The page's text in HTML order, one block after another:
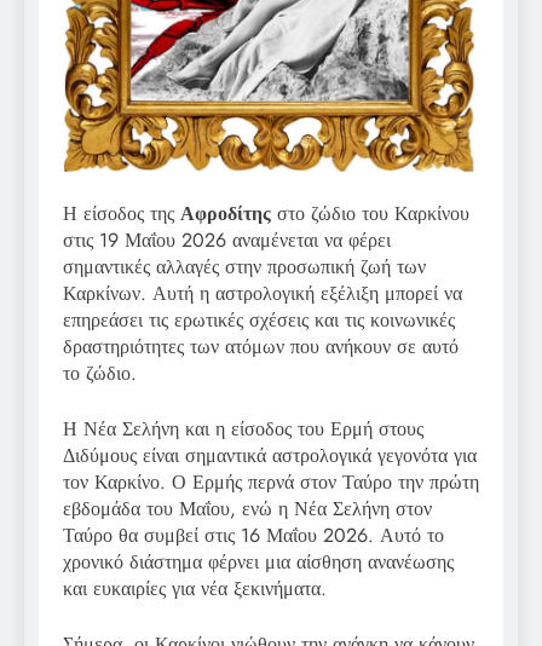
Η είσοδος τηςΑφροδίτης στο ζώδιο του Καρκίνου
στις 19 Μαΐου 2026 αναμένεται να φέρει
σημαντικές αλλαγές στην προσωπική ζωή των
Καρκίνων. Αυτή η αστρολογική εξέλιξη μπορεί να
επηρεάσει τις ερωτικές σχέσεις και τις κοινωνικές
δραστηριότητες των ατόμων που ανήκουν σε αυτό
το ζώδιο.
Η Νέα Σελήνη και η είσοδος του Ερμή στους
Διδύμους είναι σημαντικά αστρολογικά γεγονότα για
τον Καρκίνο. Ο Ερμής περνά στον Ταύρο την πρώτη
εβδομάδα του Μαΐου, ενώ η Νέα Σελήνη στον
Ταύρο θα συμβεί στις 16 Μαΐου 2026. Αυτό το
χρονικό διάστημα φέρνει μια αίσθηση ανανέωσης
και ευκαιρίες για νέα ξεκινήματα.